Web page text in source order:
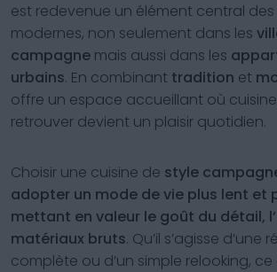
est redevenue un élément central
modernes, non seulement dans les
campagne mais aussi dans les
urbains. En combinant tradition et
offre un espace accueillant où
retrouver devient un plaisir quotidien.
Choisir une cuisine de style
adopter un mode de vie plus lent et
mettant en valeur le goût du détail,
matériaux bruts. Qu’il s’agisse d’une
complète ou d’un simple relooking,